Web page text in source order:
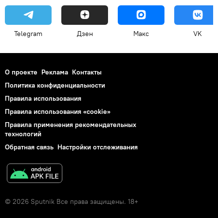
Telegram Дзен Макс VK
О проекте Реклама Контакты
Политика конфиденциальности
Правила использования
Правила использования «cookie»
Правила применения рекомендательных
технологий
Обратная связь Настройки отслеживания
© 2026 Sputnik Все права защищены. 18+